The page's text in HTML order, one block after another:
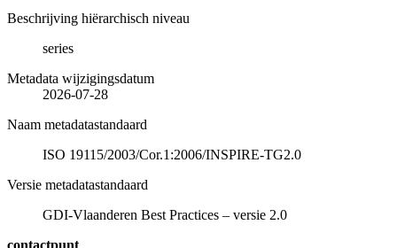
Beschrijving hiërarchisch niveau
series
Metadata wijzigingsdatum
2026-07-28
Naam metadatastandaard
ISO 19115/2003/Cor.1:2006/INSPIRE-TG2.0
Versie metadatastandaard
GDI-Vlaanderen Best Practices – versie 2.0
contactpunt